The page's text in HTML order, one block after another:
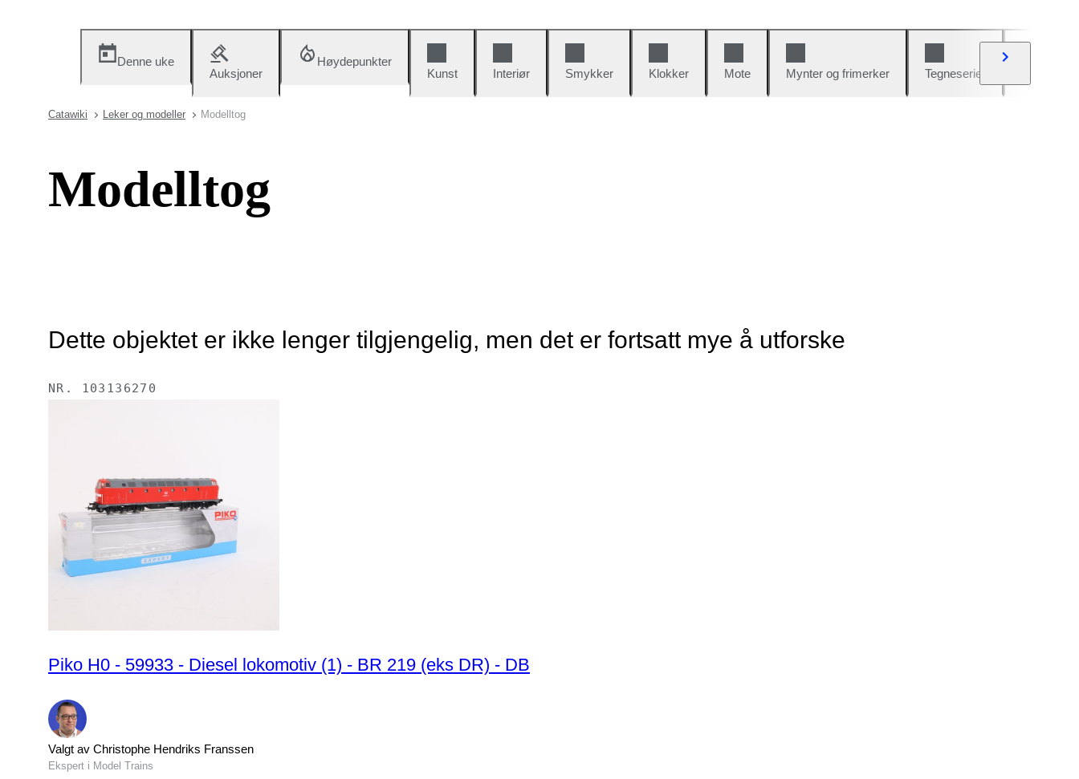
Denne uke
Auksjoner
Høydepunkter
Kunst
Interiør Smykker Klokker Mote Mynter og frimerker Tegneserier
Catawiki Leker og modeller Modelltog
Modelltog
Dette objektet er ikke lenger tilgjengelig, men det er fortsatt mye å utforske
NR. 103136270
Piko H0 - 59933 - Diesel lokomotiv (1) - BR 219 (eks DR) - DB
Valgt av Christophe Hendriks Franssen
Ekspert i Model Trains